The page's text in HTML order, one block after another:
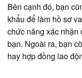
Bên cạnh đó, bạn
khẩu để làm hồ sơ
chức năng xác nhận
bạn. Ngoài ra, bạn
hay hợp đồng lao